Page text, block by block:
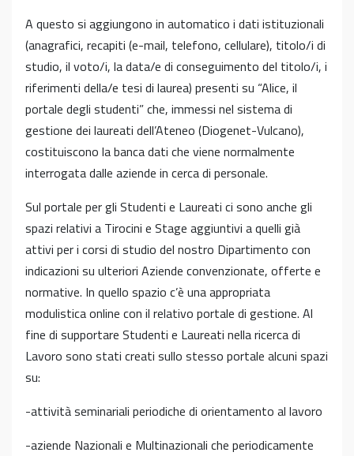
A questo si aggiungono in automatico i dati istituzionali
(anagrafici, recapiti (e-mail, telefono, cellulare), titolo/i di
studio, il voto/i, la data/e di conseguimento del titolo/i, i
riferimenti della/e tesi di laurea) presenti su “Alice, il
portale degli studenti” che, immessi nel sistema di
gestione dei laureati dell’Ateneo (Diogenet-Vulcano),
costituiscono la banca dati che viene normalmente
interrogata dalle aziende in cerca di personale.
Sul portale per gli Studenti e Laureati ci sono anche gli
spazi relativi a Tirocini e Stage aggiuntivi a quelli già
attivi per i corsi di studio del nostro Dipartimento con
indicazioni su ulteriori Aziende convenzionate, offerte e
normative. In quello spazio c’è una appropriata
modulistica online con il relativo portale di gestione. Al
fine di supportare Studenti e Laureati nella ricerca di
Lavoro sono stati creati sullo stesso portale alcuni spazi
su:
-attività seminariali periodiche di orientamento al lavoro
-aziende Nazionali e Multinazionali che periodicamente